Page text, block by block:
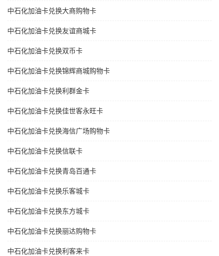
中石化加油卡兑换大商购物卡
中石化加油卡兑换友谊商城卡
中石化加油卡兑换双币卡
中石化加油卡兑换锦辉商城购物卡
中石化加油卡兑换利群金卡
中石化加油卡兑换佳世客永旺卡
中石化加油卡兑换海信广场购物卡
中石化加油卡兑换信联卡
中石化加油卡兑换青岛百通卡
中石化加油卡兑换乐客城卡
中石化加油卡兑换东方城卡
中石化加油卡兑换丽达购物卡
中石化加油卡兑换利客来卡